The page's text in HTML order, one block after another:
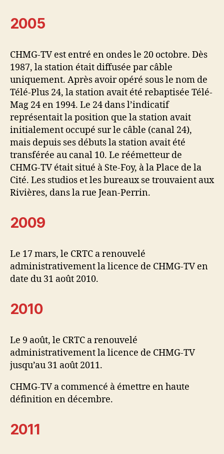
2005
CHMG-TV est entré en ondes le 20 octobre. Dès
1987, la station était diffusée par câble
uniquement. Après avoir opéré sous le nom de
Télé-Plus 24, la station avait été rebaptisée Télé-
Mag 24 en 1994. Le 24 dans l’indicatif
représentait la position que la station avait
initialement occupé sur le câble (canal 24),
mais depuis ses débuts la station avait été
transférée au canal 10. Le réémetteur de
CHMG-TV était situé à Ste-Foy, à la Place de la
Cité. Les studios et les bureaux se trouvaient aux
Rivières, dans la rue Jean-Perrin.
2009
Le 17 mars, le CRTC a renouvelé
administrativement la licence de CHMG-TV en
date du 31 août 2010.
2010
Le 9 août, le CRTC a renouvelé
administrativement la licence de CHMG-TV
jusqu’au 31 août 2011.
CHMG-TV a commencé à émettre en haute
définition en décembre.
2011